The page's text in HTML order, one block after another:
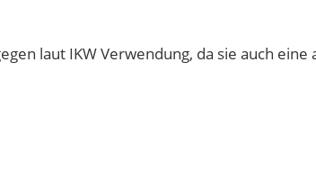
laut IKW Verwendung, da sie auch